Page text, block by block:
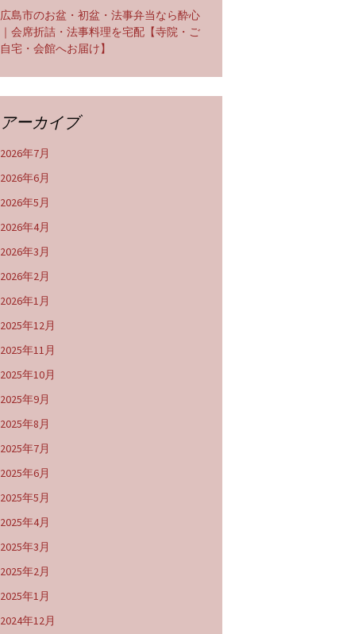
広島市のお盆・初盆・法事弁当なら酔心
｜会席折詰・法事料理を宅配【寺院・ご
自宅・会館へお届け】
アーカイブ
2026年7月
2026年6月
2026年5月
2026年4月
2026年3月
2026年2月
2026年1月
2025年12月
2025年11月
2025年10月
2025年9月
2025年8月
2025年7月
2025年6月
2025年5月
2025年4月
2025年3月
2025年2月
2025年1月
2024年12月